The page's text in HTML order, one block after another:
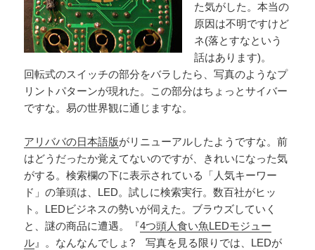
た気がした。本当の
原因は不明ですけど
ネ(落とすなという
話はあります)。
回転式のスイッチの部分をバラしたら、写真のようなプ
リントパターンが現れた。この部分はちょっとサイバー
ですな。易の世界観に通じますな。
アリババの日本語版がリニューアルしたようですな。前
はどうだったか覚えてないのですが、きれいになった気
がする。検索欄の下に表示されている「人気キーワー
ド」の筆頭は、LED。試しに検索実行。数百社がヒッ
ト。LEDビジネスの勢いが伺えた。ブラウズしていく
と、謎の商品に遭遇。『4つ頭人食い魚LEDモジュー
ル 』。なんなんでしょ? 写真を見る限りでは、LEDが